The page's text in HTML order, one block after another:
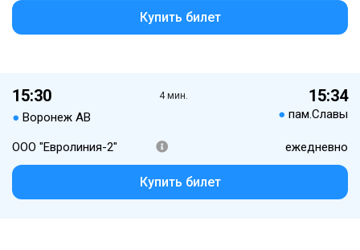
Купить билет
15:30
● Воронеж АВ
4 мин. 15:34
● пам.Славы
ООО "Евролиния-2" ежедневно
Купить билет